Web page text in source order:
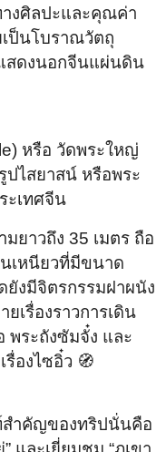
างศิลปะและคุณค่า
ป็นโบราณวัตถุ
สดงนอกจีนแผ่นดิน
หรือ วัดพระใหญ่
ปไสยาสน์ หรือพระ
ะเทศจีน
ยาวถึง 35 เมตร ถือ
เหนียวที่มีขนาด
งมีจิตรกรรมฝาผนัง
เรื่องราวการเดิน
พระถังซัมจั๋ง และ
องไซอิ๋ว 🧭
สำคัญของทริปนั่นคือ